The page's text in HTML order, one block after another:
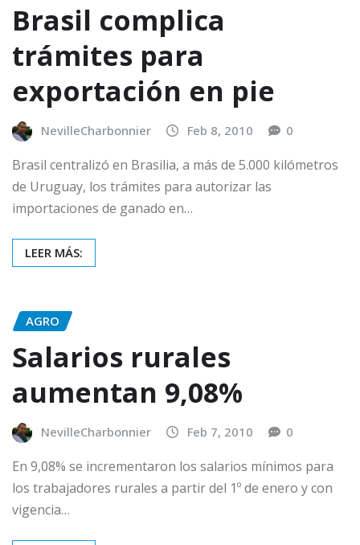
Brasil complica
trámites para
exportación en pie
NevilleCharbonnier Feb 8, 2010 0
Brasil centralizó en Brasilia, a más de 5.000 kilómetros
de Uruguay, los trámites para autorizar las
importaciones de ganado en…
LEER MÁS:
AGRO
Salarios rurales
aumentan 9,08%
NevilleCharbonnier Feb 7, 2010 0
En 9,08% se incrementaron los salarios mínimos para
los trabajadores rurales a partir del 1º de enero y con
vigencia…